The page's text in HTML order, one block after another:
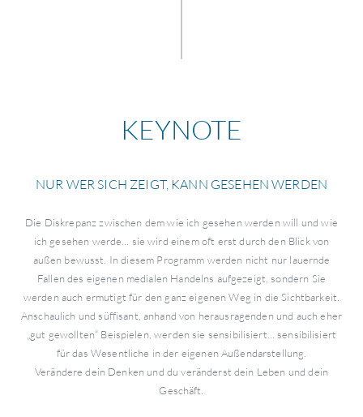
KEYNOTE
NUR WER SICH ZEIGT, KANN GESEHEN WERDEN
Die Diskrepanz zwischen dem wie ich gesehen werden will und wie
ich gesehen werde… sie wird einem oft erst durch den Blick von
außen bewusst. In diesem Programm werden nicht nur lauernde
Fallen des eigenen medialen Handelns aufgezeigt, sondern Sie
werden auch ermutigt für den ganz eigenen Weg in die Sichtbarkeit.
Anschaulich und süffisant, anhand von herausragenden und auch eher
„gut gewollten“ Beispielen, werden sie sensibilisiert… sensibilisiert
für das Wesentliche in der eigenen Außendarstellung.
Verändere dein Denken und du veränderst dein Leben und dein
Geschäft.